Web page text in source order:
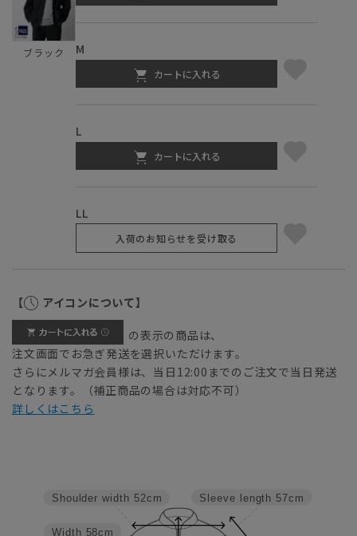
ブラック M
カートに入れる
L
カートに入れる
LL
入荷のお知らせを受け取る
【 アイコンについて】
の表示の商品は、
注文画面でお急ぎ発送を選択いただけます。
さらにメルマガ会員様は、当日12:00までのご注文で当日発送
となります。（補正商品の場合は対応不可）
詳しくはこちら
Sleeve length 57cm
Width 58cm
Shoulder width 52cm